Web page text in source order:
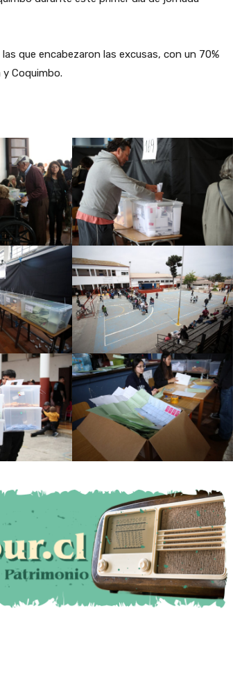
que encabezaron las excusas, con un 70%
Coquimbo.